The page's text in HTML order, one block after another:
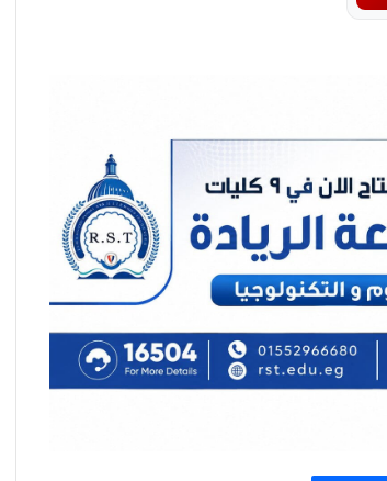
للتصويت على جوائز الدولة لعام 2026
إفتتاح”المهرجان القومي للمسرح المصري” في
دورته الـ19 وتكريم عددًا من رواد الحركة
المسرحية
غداً إفتتاح الدورة الرابعة لملتقي السمسمية
بقصر ثقافة الإسماعيلية وتكريم منسي وعيد
والجمل .. والراحلون ميدا وغزالي والوزيري